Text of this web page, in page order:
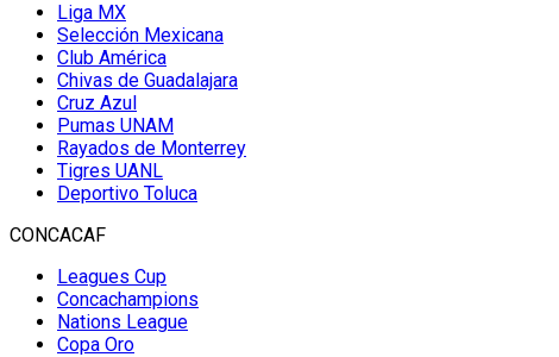
Liga MX
Selección Mexicana
Club América
Chivas de Guadalajara
Cruz Azul
Pumas UNAM
Rayados de Monterrey
Tigres UANL
Deportivo Toluca
CONCACAF
Leagues Cup
Concachampions
Nations League
Copa Oro